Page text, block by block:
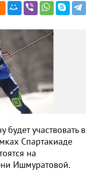
участвовать в
Спартакиаде
на
Ишмуратовой.